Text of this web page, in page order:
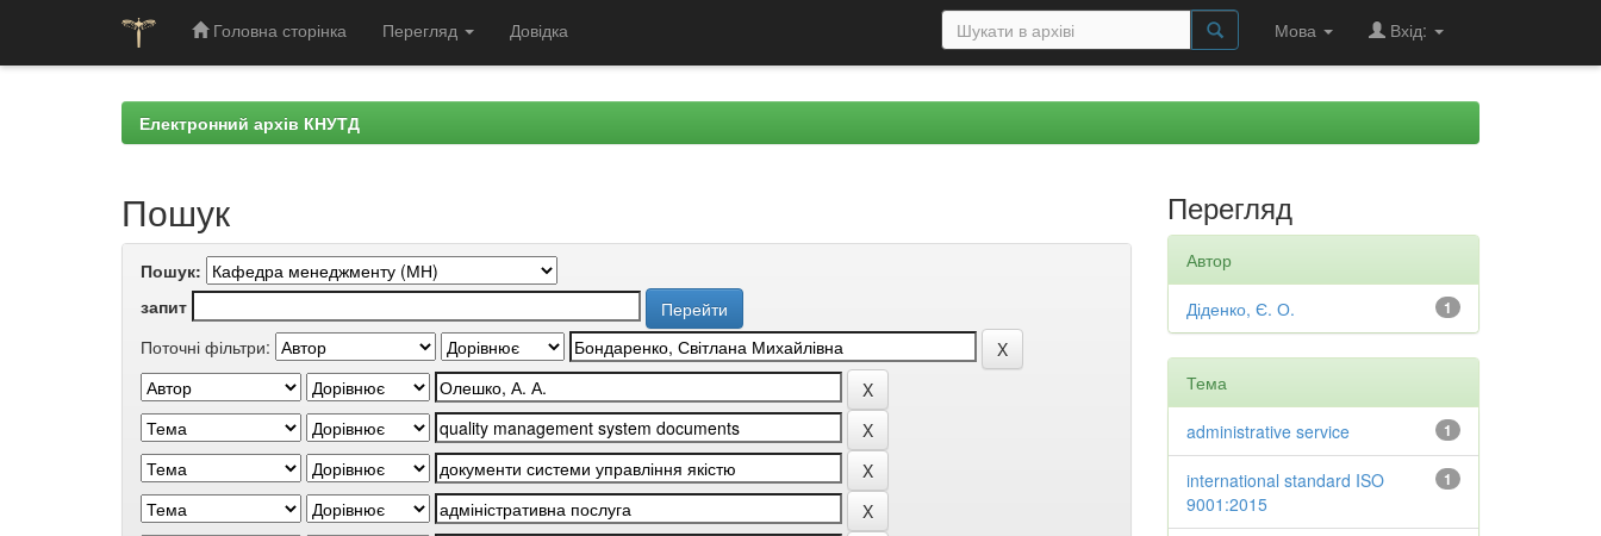
Головна сторінка Перегляд Довідка Мова Вхід:
Електронний архів КНУТД
Пошук
Пошук:
запит
Поточні фільтри:
Перегляд
Автор
1
Діденко, Є. О.
Тема
1
administrative service
1
international standard ISO
9001:2015